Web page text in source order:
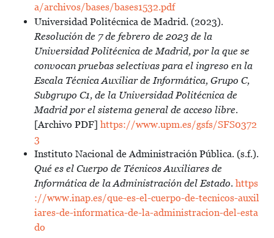
a/archivos/bases/bases1532.pdf
Universidad Politécnica de Madrid. (2023).
Resolución de 7 de febrero de 2023 de la
Universidad Politécnica de Madrid, por la que se
convocan pruebas selectivas para el ingreso en la
Escala Técnica Auxiliar de Informática, Grupo C,
Subgrupo C1, de la Universidad Politécnica de
Madrid por el sistema general de acceso libre.
[Archivo PDF] https://www.upm.es/gsfs/SFS0372
3
Instituto Nacional de Administración Pública. (s.f.).
Qué es el Cuerpo de Técnicos Auxiliares de
Informática de la Administración del Estado. https
://www.inap.es/que-es-el-cuerpo-de-tecnicos-auxil
iares-de-informatica-de-la-administracion-del-esta
do